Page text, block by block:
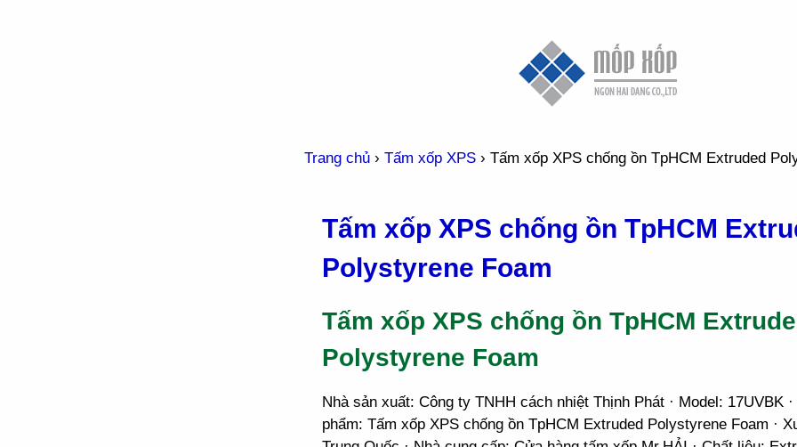
Trang chủ › Tấm xốp XPS › Tấm xốp XPS chống ồn TpHCM Extruded
Tấm xốp XPS chống ồn TpHCM
Polystyrene Foam
Tấm xốp XPS chống ồn TpHCM
Polystyrene Foam
Nhà sản xuất: Công ty TNHH cách nhiệt Thịnh Phát · Model: 17UVBK
phẩm: Tấm xốp XPS chống ồn TpHCM Extruded Polystyrene Foam ·